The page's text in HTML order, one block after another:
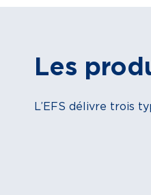
Les
L’EFS délivre trois